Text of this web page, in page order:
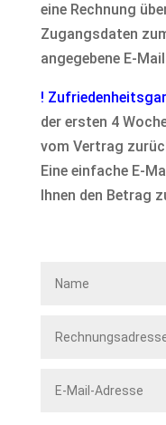
eine Rechnung
Zugangsdaten
angegebene E-
!
der ersten 4
vom Vertrag
Eine einfache E-
Ihnen den Betrag